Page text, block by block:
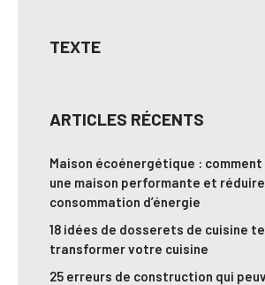
TEXTE
ARTICLES RÉCENTS
Maison écoénergétique :
une maison performante et
consommation d’énergie
18 idées de dosserets de cuisine
transformer votre cuisine
25 erreurs de construction qui